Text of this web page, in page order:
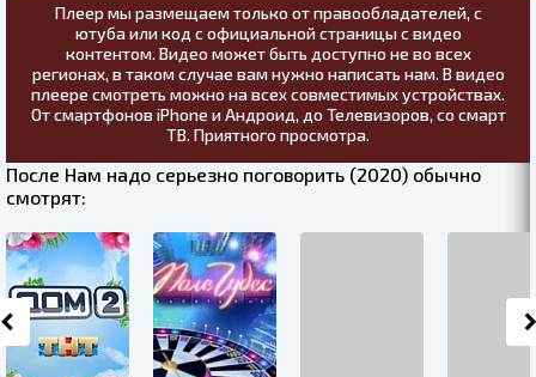
Плеер мы размещаем только от правообладателей, с
ютуба или код с официальной страницы с видео
контентом. Видео может быть доступно не во всех
регионах, в таком случае вам нужно написать нам. В видео
плеере смотреть можно на всех совместимых устройствах.
От смартфонов iPhone и Андроид, до Телевизоров, со смарт
ТВ. Приятного просмотра.
После Нам надо серьезно поговорить (2020) обычно
смотрят: